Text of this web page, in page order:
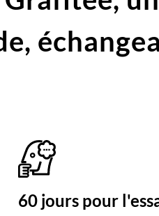
60 jours pour